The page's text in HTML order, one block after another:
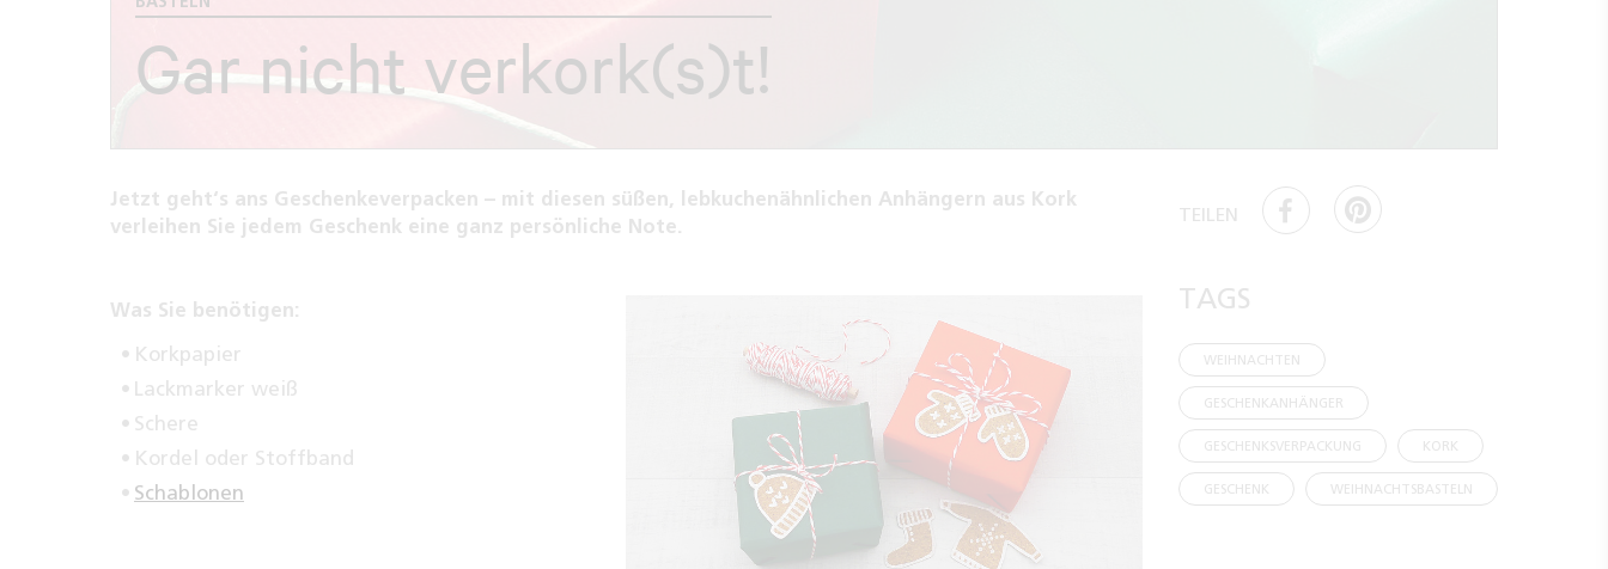
Gar nicht verkork(s)t!
Jetzt geht‘s ans Geschenkeverpacken – mit diesen süßen, lebkuchenähnlichen Anhängern aus Kork
verleihen Sie jedem Geschenk eine ganz persönliche Note.
Was Sie benötigen:
Korkpapier
Lackmarker weiß
Schere
Kordel oder Stoffband
Schablonen
TEILEN
TAGS
WEIHNACHTEN
GESCHENKANHÄNGER
GESCHENKSVERPACKUNG KORK
GESCHENK WEIHNACHTSBASTELN